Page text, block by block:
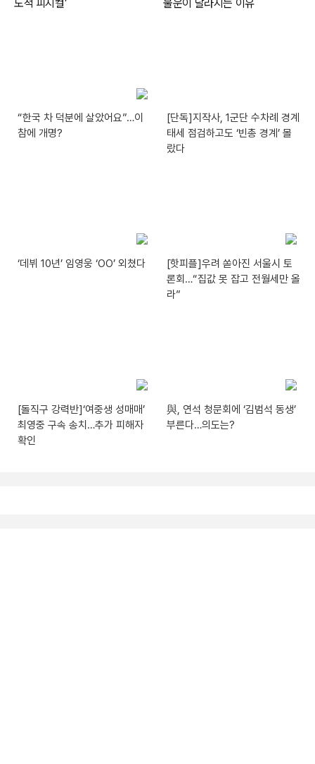
“한국 차 덕분에 살았어요”…이
참에 개명?
[단독]지작사, 1군단 수차례 경계
태세 점검하고도 ‘빈총 경계’ 몰
랐다
‘데뷔 10년’ 임영웅 ‘OO’ 외쳤다
[핫피플]우려 쏟아진 서울시 토
론회…“집값 못 잡고 전월세만 올
라”
[돌직구 강력반]‘여중생 성매매’
최영중 구속 송치…추가 피해자
확인
與, 연석 청문회에 ‘김범석 동생’
부른다…의도는?